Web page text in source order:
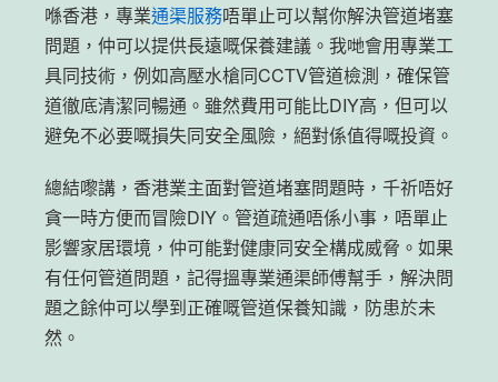
喺香港，專業通渠服務唔單止可以幫你解決管道堵塞
問題，仲可以提供長遠嘅保養建議。我哋會用專業工
具同技術，例如高壓水槍同CCTV管道檢測，確保管
道徹底清潔同暢通。雖然費用可能比DIY高，但可以
避免不必要嘅損失同安全風險，絕對係值得嘅投資。
總結嚟講，香港業主面對管道堵塞問題時，千祈唔好
貪一時方便而冒險DIY。管道疏通唔係小事，唔單止
影響家居環境，仲可能對健康同安全構成威脅。如果
有任何管道問題，記得搵專業通渠師傅幫手，解決問
題之餘仲可以學到正確嘅管道保養知識，防患於未
然。